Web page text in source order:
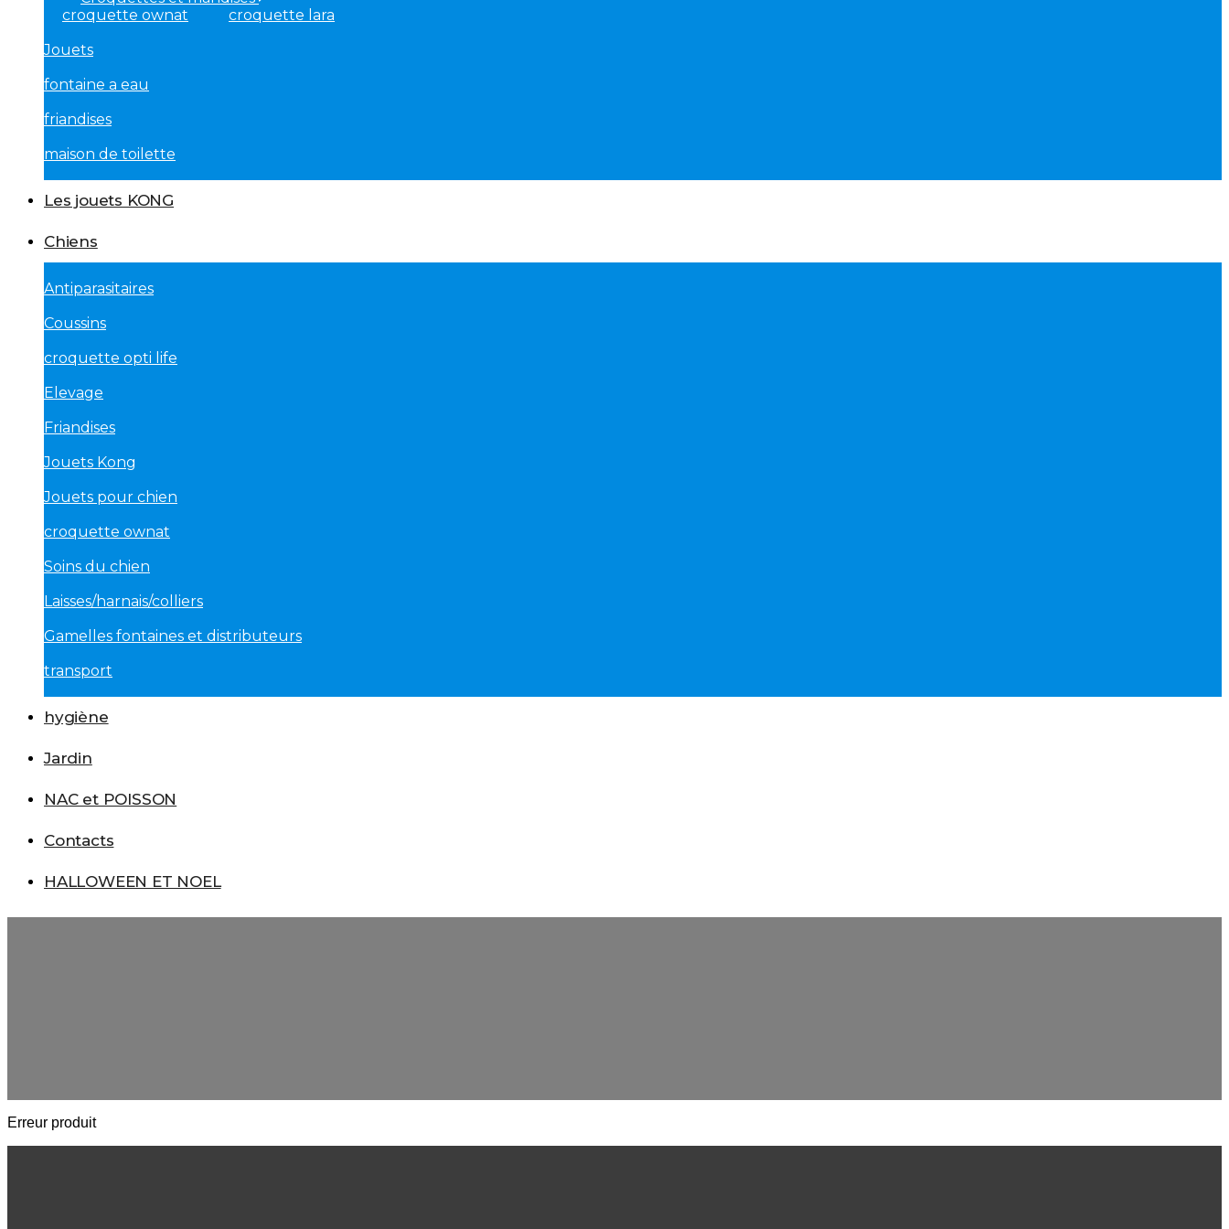
croquette ownat
croquette lara
Jouets
fontaine a eau
friandises
maison de toilette
Les jouets KONG
Chiens
Antiparasitaires
Coussins
croquette opti life
Elevage
Friandises
Jouets Kong
Jouets pour chien
croquette ownat
Soins du chien
Laisses/harnais/colliers
Gamelles fontaines et distributeurs
transport
hygiène
Jardin
NAC et POISSON
Contacts
HALLOWEEN ET NOEL
Erreur produit